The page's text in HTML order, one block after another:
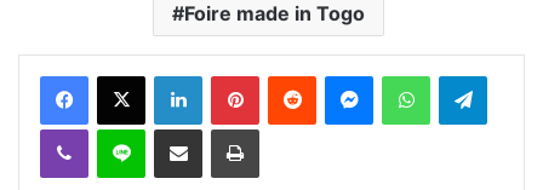
Foire made in Togo
FacebookX Linkedin PinterestReddit MessengerWhatsAppTelegram
Viber Ligne Partager par email Imprimer